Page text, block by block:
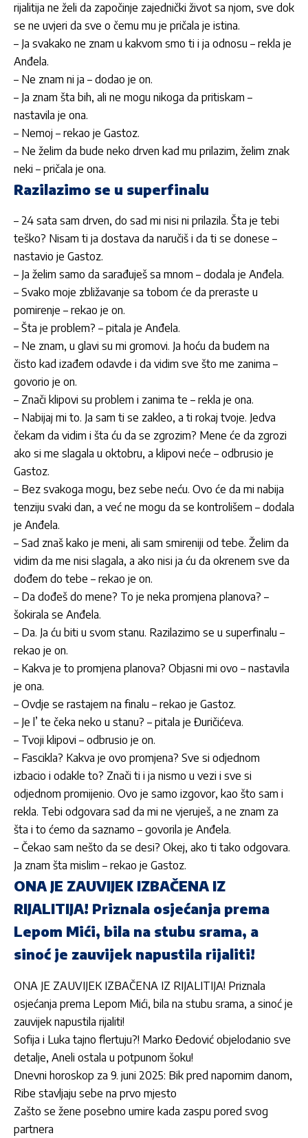
rijalitija ne želi da započinje zajednički život sa njom, sve dok
se ne uvjeri da sve o čemu mu je pričala je istina.
– Ja svakako ne znam u kakvom smo ti i ja odnosu – rekla je
Anđela.
– Ne znam ni ja – dodao je on.
– Ja znam šta bih, ali ne mogu nikoga da pritiskam –
nastavila je ona.
– Nemoj – rekao je Gastoz.
– Ne želim da bude neko drven kad mu prilazim, želim znak
neki – pričala je ona.
Razilazimo se u superfinalu
– 24 sata sam drven, do sad mi nisi ni prilazila. Šta je tebi
teško? Nisam ti ja dostava da naručiš i da ti se donese –
nastavio je Gastoz.
– Ja želim samo da sarađuješ sa mnom – dodala je Anđela.
– Svako moje zbližavanje sa tobom će da preraste u
pomirenje – rekao je on.
– Šta je problem? – pitala je Anđela.
– Ne znam, u glavi su mi gromovi. Ja hoću da budem na
čisto kad izađem odavde i da vidim sve što me zanima –
govorio je on.
– Znači klipovi su problem i zanima te – rekla je ona.
– Nabijaj mi to. Ja sam ti se zakleo, a ti rokaj tvoje. Jedva
čekam da vidim i šta ću da se zgrozim? Mene će da zgrozi
ako si me slagala u oktobru, a klipovi neće – odbrusio je
Gastoz.
– Bez svakoga mogu, bez sebe neću. Ovo će da mi nabija
tenziju svaki dan, a već ne mogu da se kontrolišem – dodala
je Anđela.
– Sad znaš kako je meni, ali sam smireniji od tebe. Želim da
vidim da me nisi slagala, a ako nisi ja ću da okrenem sve da
dođem do tebe – rekao je on.
– Da dođeš do mene? To je neka promjena planova? –
šokirala se Anđela.
– Da. Ja ću biti u svom stanu. Razilazimo se u superfinalu –
rekao je on.
– Kakva je to promjena planova? Objasni mi ovo – nastavila
je ona.
– Ovdje se rastajem na finalu – rekao je Gastoz.
– Je l’ te čeka neko u stanu? – pitala je Đuričićeva.
– Tvoji klipovi – odbrusio je on.
– Fascikla? Kakva je ovo promjena? Sve si odjednom
izbacio i odakle to? Znači ti i ja nismo u vezi i sve si
odjednom promijenio. Ovo je samo izgovor, kao što sam i
rekla. Tebi odgovara sad da mi ne vjeruješ, a ne znam za
šta i to ćemo da saznamo – govorila je Anđela.
– Čekao sam nešto da se desi? Okej, ako ti tako odgovara.
Ja znam šta mislim – rekao je Gastoz.
ONA JE ZAUVIJEK IZBAČENA IZ
RIJALITIJA! Priznala osjećanja prema
Lepom Mići, bila na stubu srama, a
sinoć je zauvijek napustila rijaliti!
ONA JE ZAUVIJEK IZBAČENA IZ RIJALITIJA! Priznala
osjećanja prema Lepom Mići, bila na stubu srama, a sinoć je
zauvijek napustila rijaliti!
Sofija i Luka tajno flertuju?! Marko Đedović objelodanio sve
detalje, Aneli ostala u potpunom šoku!
Dnevni horoskop za 9. juni 2025: Bik pred napornim danom,
Ribe stavljaju sebe na prvo mjesto
Zašto se žene posebno umire kada zaspu pored svog
partnera